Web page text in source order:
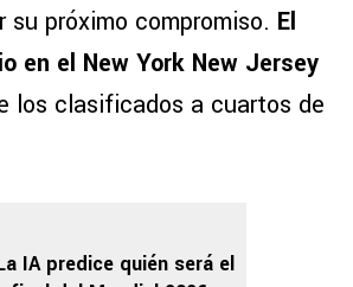
próximo compromiso. El
en el New York New Jersey
los clasificados a cuartos de
IA predice quién será el